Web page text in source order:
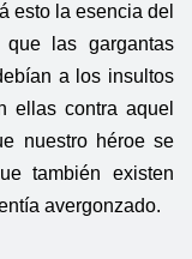
esto la esencia del
las gargantas
a los insultos
ellas contra aquel
nuestro héroe se
también existen
avergonzado.